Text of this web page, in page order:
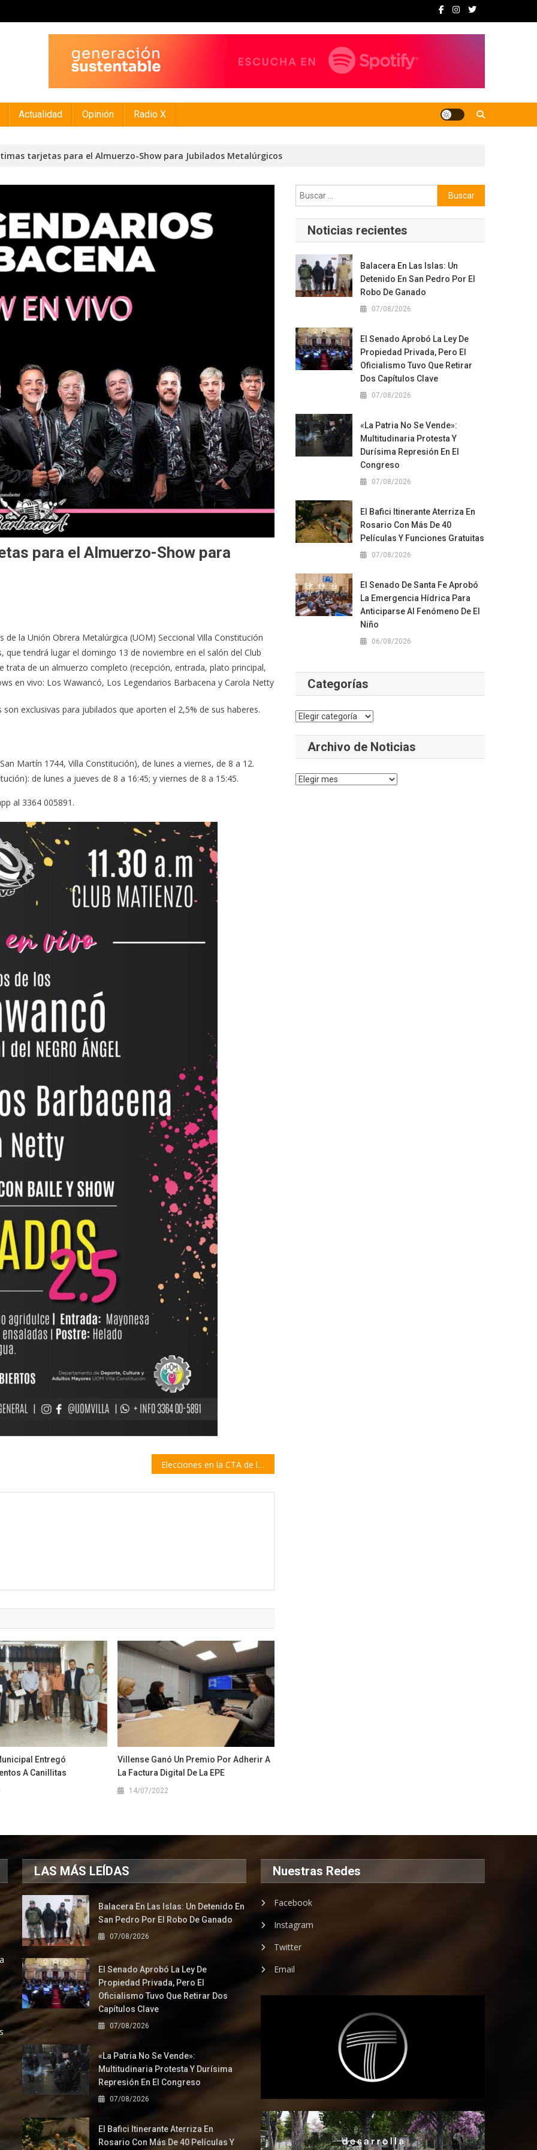
Actualidad Opinión Radio X
tarjetas para el Almuerzo-Show para Jubilados Metalúrgicos
para el Almuerzo-Show para
la Unión Obrera Metalúrgica (UOM) Seccional Villa Constitución
tendrá lugar el domingo 13 de noviembre en el salón del Club
trata de un almuerzo completo (recepción, entrada, plato principal,
en vivo: Los Wawancó, Los Legendarios Barbacena y Carola Netty
exclusivas para jubilados que aporten el 2,5% de sus haberes.
Martín 1744, Villa Constitución), de lunes a viernes, de 8 a 12.
de lunes a jueves de 8 a 16:45; y viernes de 8 a 15:45.
al 3364 005891.
Elecciones en la CTA de los Trabajadores: se presentó la Lista 10 en Santa Fe
Entregó
A Canillitas
Villense Ganó Un Premio Por Adherir A
La Factura Digital De La EPE
14/07/2022
Buscar:
Noticias recientes
Balacera En Las Islas: Un
Detenido En San Pedro Por El
Robo De Ganado
07/08/2026
El Senado Aprobó La Ley De
Propiedad Privada, Pero El
Oficialismo Tuvo Que Retirar
Dos Capítulos Clave
07/08/2026
«La Patria No Se Vende»:
Multitudinaria Protesta Y
Durísima Represión En El
Congreso
07/08/2026
El Bafici Itinerante Aterriza En
Rosario Con Más De 40
Películas Y Funciones Gratuitas
07/08/2026
El Senado De Santa Fe Aprobó
La Emergencia Hídrica Para
Anticiparse Al Fenómeno De El
Niño
06/08/2026
Categorías
Categorías
Archivo de Noticias
Archivo
LAS MÁS LEÍDAS
Balacera En Las Islas: Un Detenido En
San Pedro Por El Robo De Ganado
07/08/2026
El Senado Aprobó La Ley De
Propiedad Privada, Pero El
Oficialismo Tuvo Que Retirar Dos
Capítulos Clave
07/08/2026
«La Patria No Se Vende»:
Multitudinaria Protesta Y Durísima
Represión En El Congreso
07/08/2026
El Bafici Itinerante Aterriza En
Rosario Con Más De 40 Películas Y
Nuestras Redes
Facebook
Instagram
Twitter
Email